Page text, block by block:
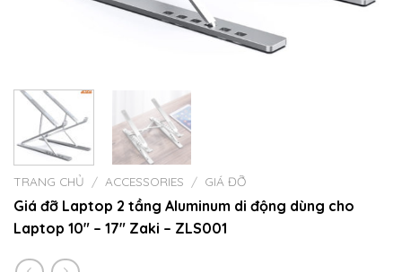
TRANG CHỦ / ACCESSORIES / GIÁ ĐỠ
Giá đỡ Laptop 2 tầng Aluminum di động dùng cho
Laptop 10″ – 17″ Zaki – ZLS001